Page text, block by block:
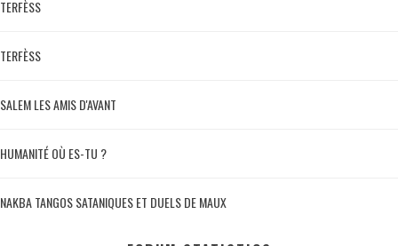
TERFÈSS
TERFÈSS
SALEM LES AMIS D'AVANT
HUMANITÉ OÙ ES-TU ?
NAKBA TANGOS SATANIQUES ET DUELS DE MAUX